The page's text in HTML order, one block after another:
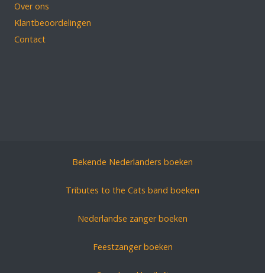
Over ons
Klantbeoordelingen
Contact
Bekende Nederlanders boeken
Tributes to the Cats band boeken
Nederlandse zanger boeken
Feestzanger boeken